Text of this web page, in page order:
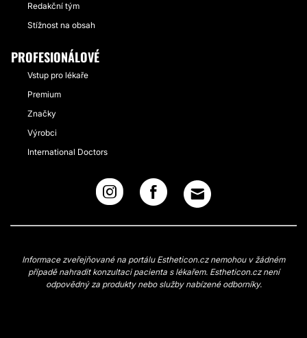
Redakční tým
Stížnost na obsah
PROFESIONÁLOVÉ
Vstup pro lékaře
Premium
Značky
Výrobci
International Doctors
Informace zveřejňované na portálu Estheticon.cz nemohou v žádném
případě nahradit konzultaci pacienta s lékařem. Estheticon.cz není
odpovědný za produkty nebo služby nabízené odborníky.